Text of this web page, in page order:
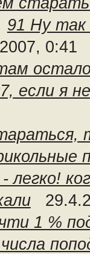
91 Ну
0:41
если я
легко!
1 %